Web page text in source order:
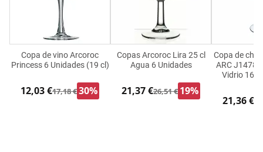
Copa de vino Arcoroc
Princess 6 Unidades (19 cl)
12,03 €17,18 €30%
Copas Arcoroc Lira 25 cl
Agua 6 Unidades
21,37 €26,51 € 19%
Copa de
ARC J1478
Vidrio 160
21,36 €